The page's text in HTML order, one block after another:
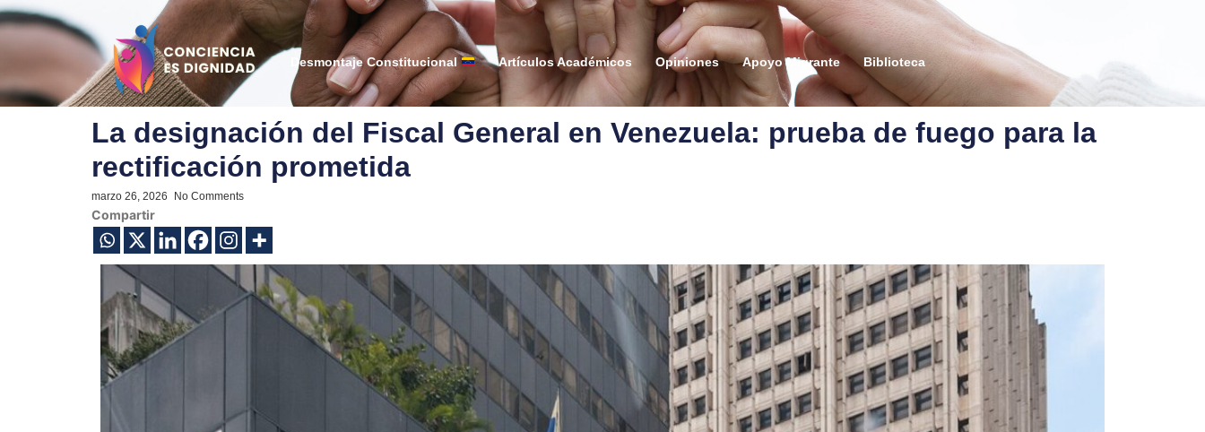
Desmontaje Constitucional Artículos Académicos Opiniones Apoyo Migrante Biblioteca
La designación del Fiscal General en Venezuela: prueba de fuego para la
rectificación prometida
marzo 26, 2026 No Comments
Compartir